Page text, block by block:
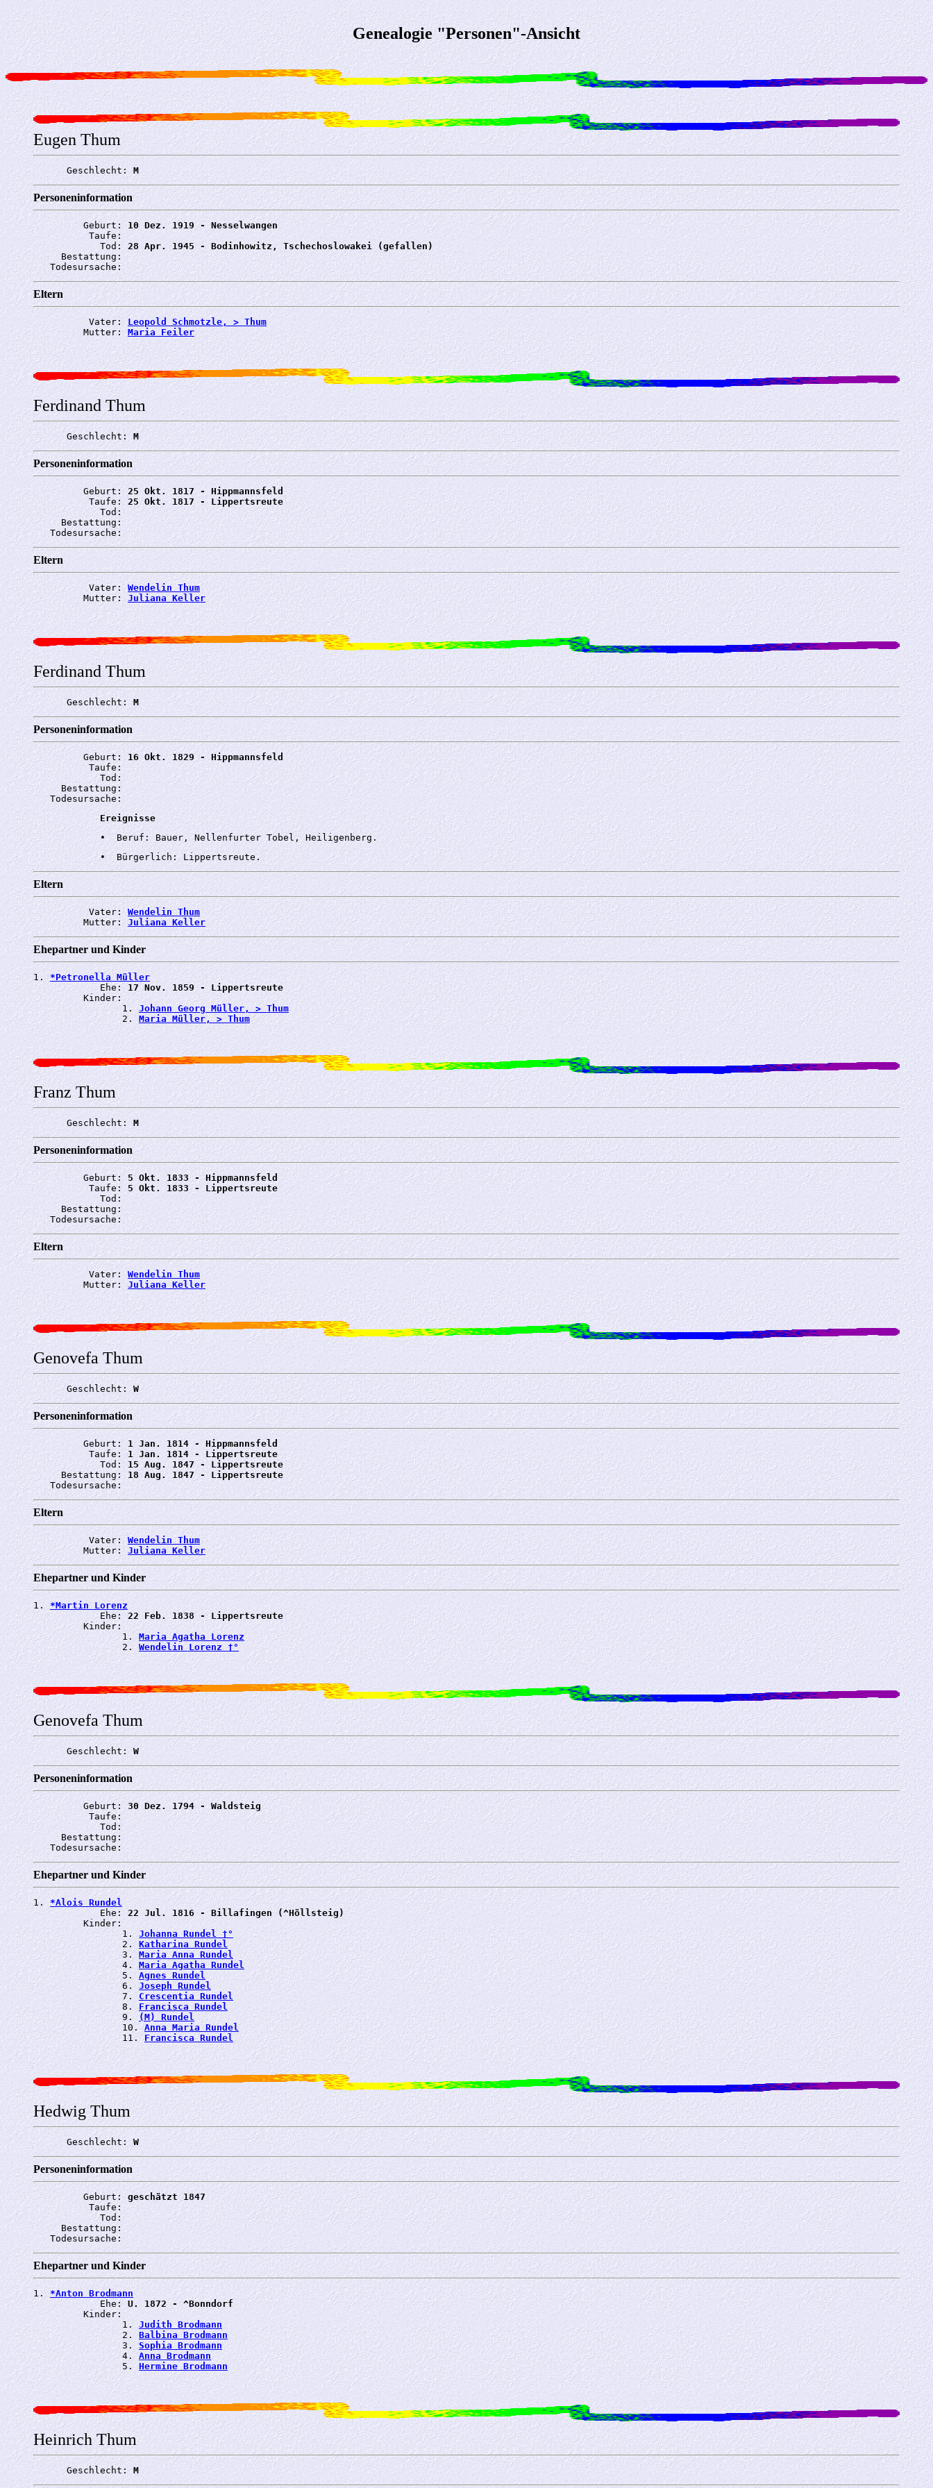
Genealogie "Personen"-Ansicht
Eugen Thum
      Geschlecht:
M
Personeninformation
         Geburt:
10 Dez. 1919 - Nesselwangen
          Taufe:
            Tod:
28 Apr. 1945 - Bodinhowitz, Tschechoslowakei (gefallen)
     Bestattung:
   Todesursache:
Eltern
          Vater:
Leopold Schmotzle, > Thum
         Mutter:
Maria Feiler
Ferdinand Thum
      Geschlecht:
M
Personeninformation
         Geburt:
25 Okt. 1817 - Hippmannsfeld
          Taufe:
25 Okt. 1817 - Lippertsreute
            Tod:
     Bestattung:
   Todesursache:
Eltern
          Vater:
Wendelin Thum
         Mutter:
Juliana Keller
Ferdinand Thum
      Geschlecht:
M
Personeninformation
         Geburt:
16 Okt. 1829 - Hippmannsfeld
          Taufe:
            Tod:
     Bestattung:
   Todesursache:
Ereignisse
Eltern
          Vater:
Wendelin Thum
         Mutter:
Juliana Keller
Ehepartner und Kinder
1. *Petronella Müller
            Ehe:
17 Nov. 1859 - Lippertsreute
         Kinder:
                1.
Johann Georg Müller, > Thum
                2.
Maria Müller, > Thum
Franz Thum
      Geschlecht:
M
Personeninformation
         Geburt:
5 Okt. 1833 - Hippmannsfeld
          Taufe:
5 Okt. 1833 - Lippertsreute
            Tod:
     Bestattung:
   Todesursache:
Eltern
          Vater:
Wendelin Thum
         Mutter:
Juliana Keller
Genovefa Thum
      Geschlecht:
W
Personeninformation
         Geburt:
1 Jan. 1814 - Hippmannsfeld
          Taufe:
1 Jan. 1814 - Lippertsreute
            Tod:
15 Aug. 1847 - Lippertsreute
     Bestattung:
18 Aug. 1847 - Lippertsreute
   Todesursache:
Eltern
          Vater:
Wendelin Thum
         Mutter:
Juliana Keller
Ehepartner und Kinder
1. *Martin Lorenz
            Ehe:
22 Feb. 1838 - Lippertsreute
         Kinder:
                1.
Maria Agatha Lorenz
                2.
Wendelin Lorenz †°
Genovefa Thum
      Geschlecht:
W
Personeninformation
         Geburt:
30 Dez. 1794 - Waldsteig
          Taufe:
            Tod:
     Bestattung:
   Todesursache:
Ehepartner und Kinder
1. *Alois Rundel
            Ehe:
22 Jul. 1816 - Billafingen (^Höllsteig)
         Kinder:
                1.
Johanna Rundel †°
                2.
Katharina Rundel
                3.
Maria Anna Rundel
                4.
Maria Agatha Rundel
                5.
Agnes Rundel
                6.
Joseph Rundel
                7.
Crescentia Rundel
                8.
Francisca Rundel
                9.
(M) Rundel
                10.
Anna Maria Rundel
                11.
Francisca Rundel
Hedwig Thum
      Geschlecht:
W
Personeninformation
         Geburt:
geschätzt 1847
          Taufe:
            Tod:
     Bestattung:
   Todesursache:
Ehepartner und Kinder
1. *Anton Brodmann
            Ehe:
U. 1872 - ^Bonndorf
         Kinder:
                1.
Judith Brodmann
                2.
Balbina Brodmann
                3.
Sophia Brodmann
                4.
Anna Brodmann
                5.
Hermine Brodmann
Heinrich Thum
      Geschlecht:
M